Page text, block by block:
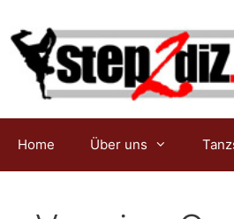
Inhalt
springen
Home Über uns